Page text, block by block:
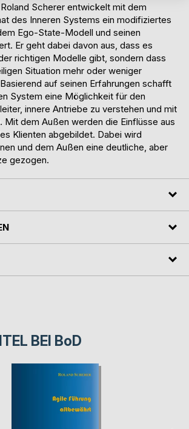
Scherer entwickelt mit dem
des Inneren Systems ein modifiziertes
Ego-State-Modell und seinen
Er geht dabei davon aus, dass es
richtigen Modelle gibt, sondern dass
Situation mehr oder weniger
auf seinen Erfahrungen schafft
System eine Möglichkeit für den
innere Antriebe zu verstehen und mit
Mit dem Außen werden die Einflüsse aus
Klienten abgebildet. Dabei wird
und dem Außen eine deutliche, aber
gezogen.
BEI BoD